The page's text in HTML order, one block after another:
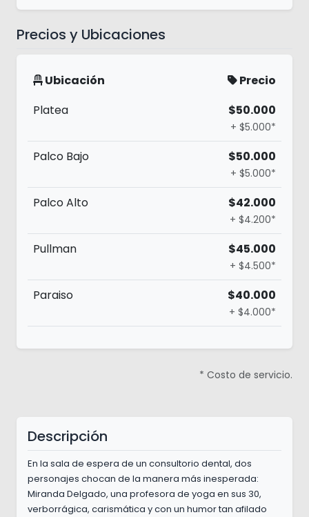
Precios y Ubicaciones
Ubicación
Precio
Platea
$50.000
+ $5.000*
Palco Bajo $50.000
+ $5.000*
Palco Alto $42.000
+ $4.200*
Pullman $45.000
+ $4.500*
Paraiso $40.000
+ $4.000*
* Costo de servicio.
Descripción
En la sala de espera de un consultorio dental, dos
personajes chocan de la manera más inesperada:
Miranda Delgado, una profesora de yoga en sus 30,
verborrágica, carismática y con un humor tan afilado